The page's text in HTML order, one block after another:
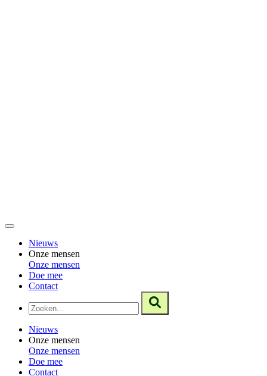
Nieuws
Onze mensen
Onze mensen
Doe mee
Contact
Nieuws
Onze mensen
Onze mensen
Doe mee
Contact